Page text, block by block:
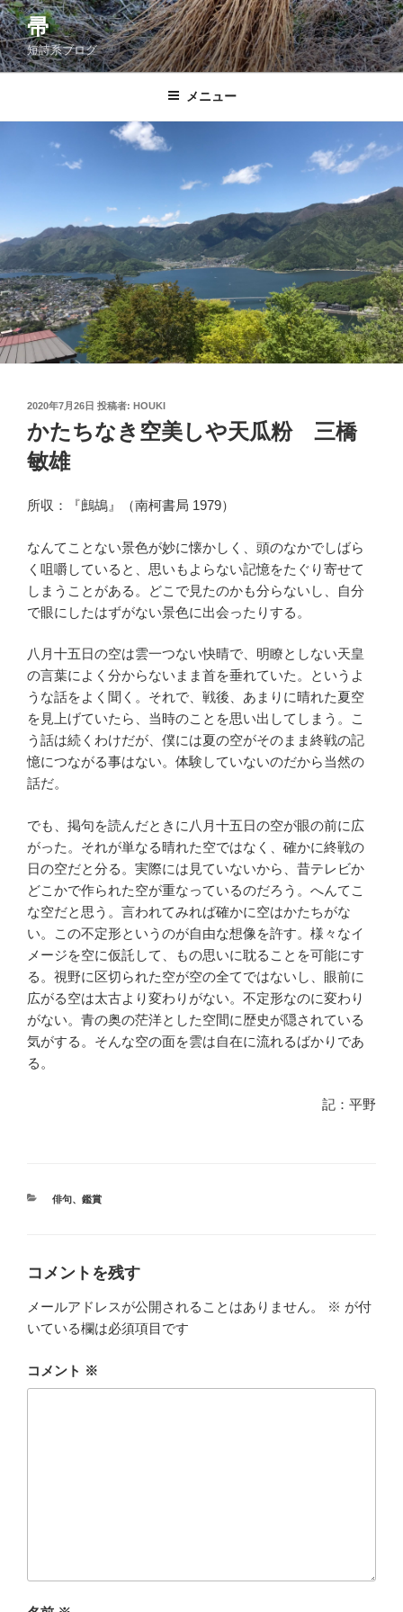
コ
ン
テ
ン
帚
短詩系ブログ
メニュー
投
稿
日:
2020年7月26日 投稿者: HOUKI
かたちなき空美しや天瓜粉 三橋
敏雄
所収：『鷓鴣』（南柯書局 1979）
なんてことない景色が妙に懐かしく、頭のなかでしばら
く咀嚼していると、思いもよらない記憶をたぐり寄せて
しまうことがある。どこで見たのかも分らないし、自分
で眼にしたはずがない景色に出会ったりする。
八月十五日の空は雲一つない快晴で、明瞭としない天皇
の言葉によく分からないまま首を垂れていた。というよ
うな話をよく聞く。それで、戦後、あまりに晴れた夏空
を見上げていたら、当時のことを思い出してしまう。こ
う話は続くわけだが、僕には夏の空がそのまま終戦の記
憶につながる事はない。体験していないのだから当然の
話だ。
でも、掲句を読んだときに八月十五日の空が眼の前に広
がった。それが単なる晴れた空ではなく、確かに終戦の
日の空だと分る。実際には見ていないから、昔テレビか
どこかで作られた空が重なっているのだろう。へんてこ
な空だと思う。言われてみれば確かに空はかたちがな
い。この不定形というのが自由な想像を許す。様々なイ
メージを空に仮託して、もの思いに耽ることを可能にす
る。視野に区切られた空が空の全てではないし、眼前に
広がる空は太古より変わりがない。不定形なのに変わり
がない。青の奥の茫洋とした空間に歴史が隠されている
気がする。そんな空の面を雲は自在に流れるばかりであ
る。
記：平野
カ
俳句、 鑑賞
コメントを残す
メールアドレスが公開されることはありません。 ※ が付
いている欄は必須項目です
コメント ※